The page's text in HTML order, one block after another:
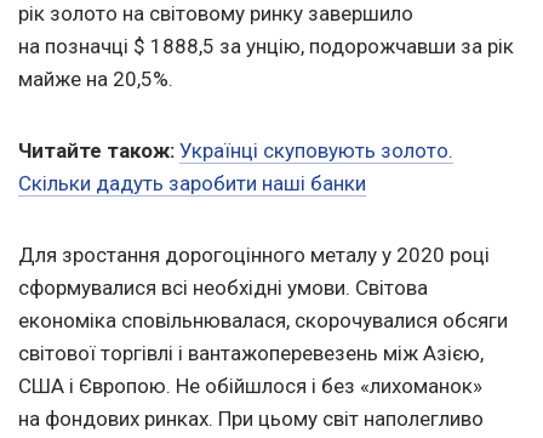
рік золото на світовому ринку завершило
на позначці $ 1888,5 за унцію, подорожчавши за рік
майже на 20,5%.
Читайте також: Українці скуповують золото.
Скільки дадуть заробити наші банки
Для зростання дорогоцінного металу у 2020 році
сформувалися всі необхідні умови. Світова
економіка сповільнювалася, скорочувалися обсяги
світової торгівлі і вантажоперевезень між Азією,
США і Європою. Не обійшлося і без «лихоманок»
на фондових ринках. При цьому світ наполегливо